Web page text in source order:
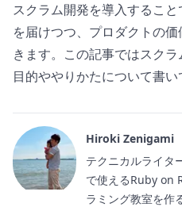
スクラム開発を導入するこ
を届けつつ、プロダクトの
きます。この記事ではスク
目的ややりかたについて書い
Hiroki Zenigami
テクニカルライタ
で使えるRuby on
ラミング教室を作